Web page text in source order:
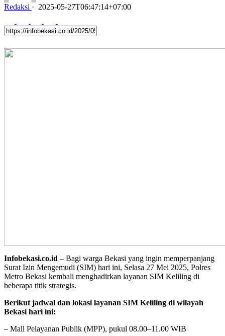
Redaksi · 2025-05-27T06:47:14+07:00
Infobekasi.co.id – Bagi warga Bekasi yang ingin memperpanjang
Surat Izin Mengemudi (SIM) hari ini, Selasa 27 Mei 2025, Polres
Metro Bekasi kembali menghadirkan layanan SIM Keliling di
beberapa titik strategis.
Berikut jadwal dan lokasi layanan SIM Keliling di wilayah
Bekasi hari ini:
– Mall Pelayanan Publik (MPP), pukul 08.00–11.00 WIB